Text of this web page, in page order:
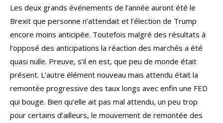
Les deux grands événements de l’année auront été le
Brexit que personne n’attendait et l’élection de Trump
encore moins anticipée. Toutefois malgré des résultats à
l’opposé des anticipations la réaction des marchés a été
quasi nulle. Preuve, s’il en est, que peu de monde était
présent. L’autre élément nouveau mais attendu était la
remontée progressive des taux longs avec enfin une FED
qui bouge. Bien qu’elle ait pas mal attendu, un peu trop
pour certains d’ailleurs, le mouvement de remontée des